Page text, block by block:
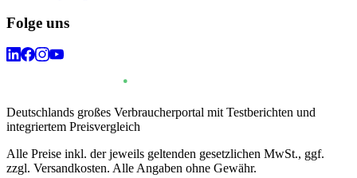
Folge uns
Deutschlands großes Verbraucherportal mit Testberichten und
integriertem Preisvergleich
Alle Preise inkl. der jeweils geltenden gesetzlichen MwSt., ggf.
zzgl. Versandkosten. Alle Angaben ohne Gewähr.